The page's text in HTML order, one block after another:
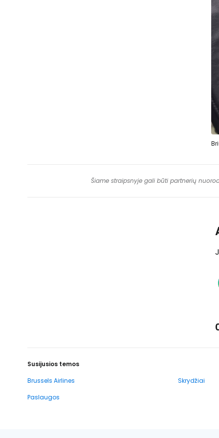
Šiame straipsnyje gali būti partnerių
Susijusios temos
Brussels Airlines
Skrydžiai
Paslaugos